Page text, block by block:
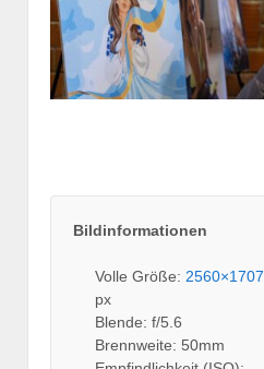
Bildinformationen
Volle Größe: 2560×1707
px
Blende: f/5.6
Brennweite: 50mm